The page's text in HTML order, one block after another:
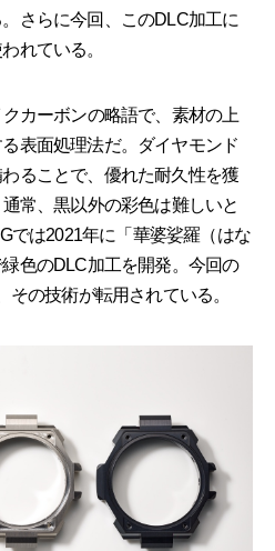
さらに今回、このDLC加工に
れている。
カーボンの略語で、素材の上
表面処理法だ。ダイヤモンド
ることで、優れた耐久性を獲
常、黒以外の彩色は難しいと
では2021年に「華婆娑羅（はな
色のDLC加工を開発。今回の
その技術が転用されている。